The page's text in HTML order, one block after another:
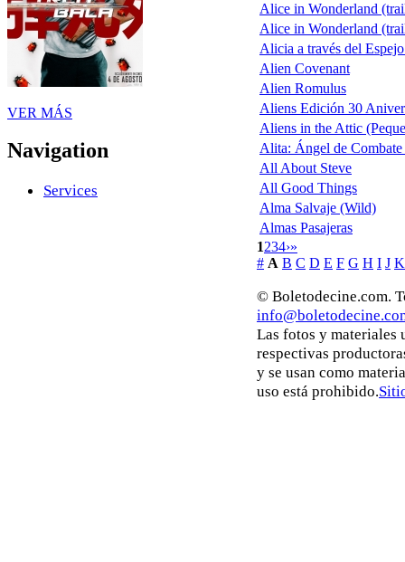
VER MÁS
Navigation
Services
Alice in Wonderland
Alice in Wonderland
Alicia a través del
Alien Covenant
Alien Romulus
Aliens Edición 30
Aliens in the Attic
Alita: Ángel de
All About Steve
All Good Things
Alma Salvaje (Wild)
Almas Pasajeras
1234›»
# A B C D E F G H I J K
© Boletodecine.com.
Las fotos y materiales
respectivas
y se usan como
uso está prohibido.